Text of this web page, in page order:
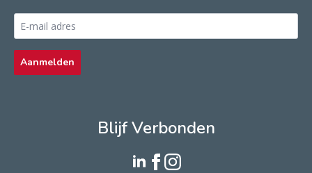
Email
address
*
Aanmelden
Blijf Verbonden